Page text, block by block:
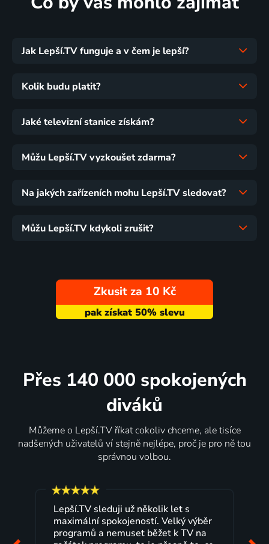
Jak Lepší.TV funguje a v čem je lepší?
Kolik budu platit?
Jaké televizní stanice získám?
Můžu Lepší.TV vyzkoušet zdarma?
Na jakých zařízeních mohu Lepší.TV sledovat?
Můžu Lepší.TV kdykoli zrušit?
Zkusit za 10 Kč
Přes 140 000 spokojených
diváků
Můžeme o Lepší.TV říkat cokoliv chceme, ale tisíce
nadšených uživatelů ví stejně nejlépe, proč je pro ně tou
správnou volbou.
Lepší.TV sleduji už několik let s
maximální spokojeností. Velký výběr
programů a nemuset běžet k TV na